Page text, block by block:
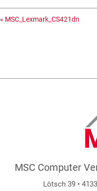
« MSC_Lexmark_CS421dn
MSC Computer
Lötsch 39 •